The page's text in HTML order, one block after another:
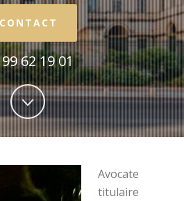
CONTACT
62 19 01
Avocate
titulaire